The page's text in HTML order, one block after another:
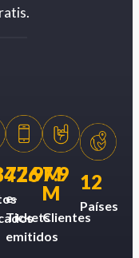
77.9M
e-
Tickets
emitidos
7.9
M
Clientes
12
Países